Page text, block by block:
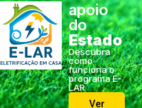
apoio
do
Estado
Descubra
como
funciona o
programa E-
LAR
Ver